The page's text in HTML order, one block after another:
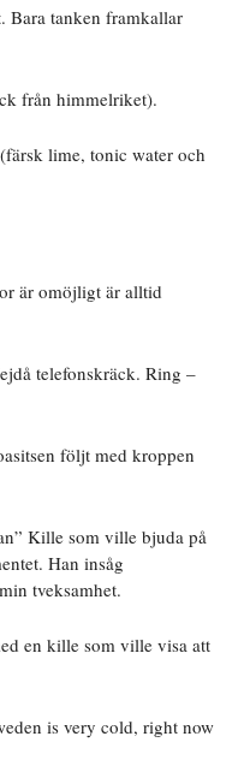
Bara tanken framkallar
från himmelriket).
lime, tonic water och
är omöjligt är alltid
telefonskräck. Ring –
följt med kroppen
Kille som ville bjuda på
Han insåg
tveksamhet.
en kille som ville visa att
is very cold, right now